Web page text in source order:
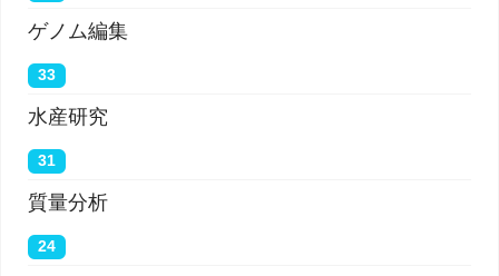
ゲノム編集
33
水産研究
31
質量分析
24